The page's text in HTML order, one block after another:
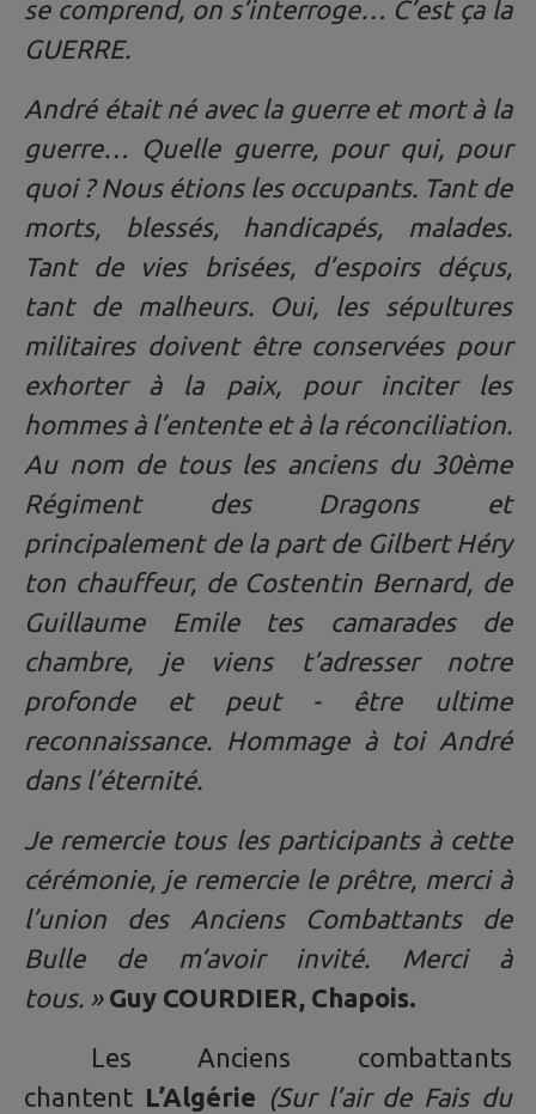
se comprend, on s’interroge… C’est ça la
GUERRE.
André était né avec la guerre et mort à la
guerre… Quelle guerre, pour qui, pour
quoi ? Nous étions les occupants. Tant de
morts, blessés, handicapés, malades.
Tant de vies brisées, d’espoirs déçus,
tant de malheurs. Oui, les sépultures
militaires doivent être conservées pour
exhorter à la paix, pour inciter les
hommes à l’entente et à la réconciliation.
Au nom de tous les anciens du 30ème
Régiment des Dragons et
principalement de la part de Gilbert Héry
ton chauffeur, de Costentin Bernard, de
Guillaume Emile tes camarades de
chambre, je viens t’adresser notre
profonde et peut - être ultime
reconnaissance. Hommage à toi André
dans l’éternité.
Je remercie tous les participants à cette
cérémonie, je remercie le prêtre, merci à
l’union des Anciens Combattants de
Bulle de m’avoir invité. Merci à
tous. » Guy COURDIER, Chapois.
Les Anciens combattants
chantent L’Algérie (Sur l’air de Fais du